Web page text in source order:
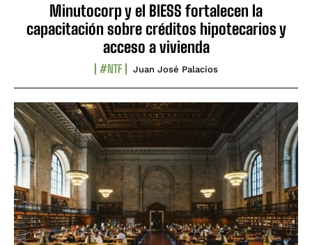
Minutocorp y el BIESS fortalecen la
capacitación sobre créditos hipotecarios y
acceso a vivienda
#NTF Juan José Palacios